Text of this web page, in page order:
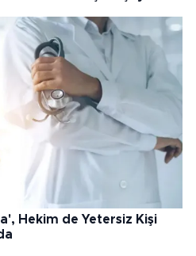
Hekim de Yetersiz Kişi